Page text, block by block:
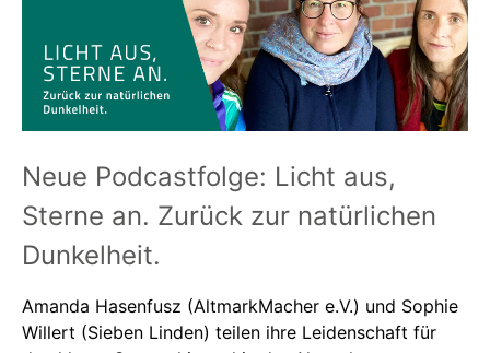
Neue Podcastfolge: Licht aus,
Sterne an. Zurück zur natürlichen
Dunkelheit.
Amanda Hasenfusz (AltmarkMacher e.V.) und Sophie
Willert (Sieben Linden) teilen ihre Leidenschaft für